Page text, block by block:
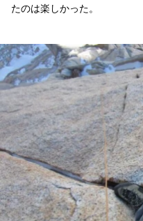
たのは楽しかった。